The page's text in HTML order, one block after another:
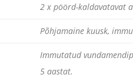
2 x pöörd-kaldavatavat
Põhjamaine kuusk,
Immutatud
5 aastat.